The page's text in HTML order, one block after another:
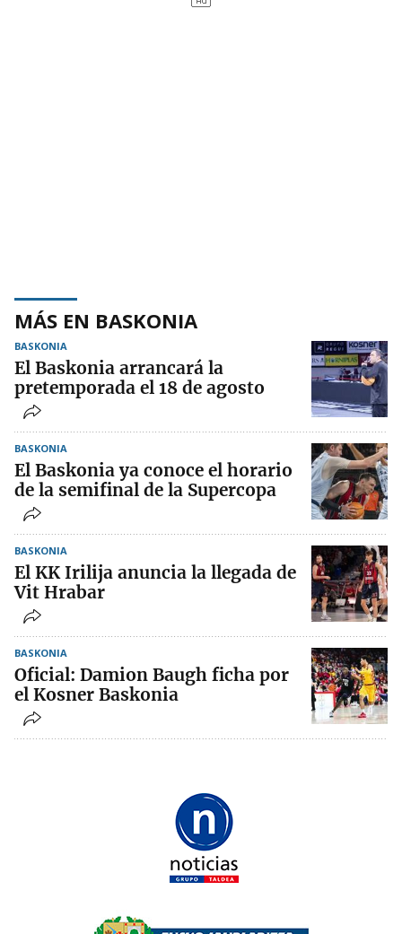
MÁS EN BASKONIA
BASKONIA
El Baskonia arrancará la
pretemporada el 18 de agosto
BASKONIA
El Baskonia ya conoce el horario
de la semifinal de la Supercopa
BASKONIA
El KK Irilija anuncia la llegada de
Vit Hrabar
BASKONIA
Oficial: Damion Baugh ficha por
el Kosner Baskonia